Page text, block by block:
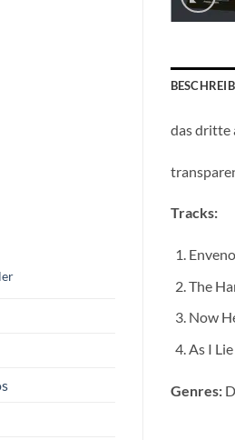
das dritte
Tracks:
The
Now
As I
Genres: